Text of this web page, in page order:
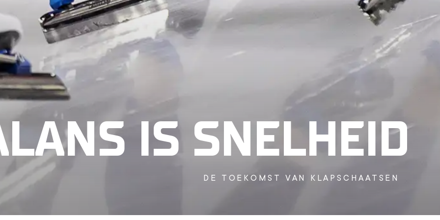
IS SNELHEID
DE TOEKOMST VAN KLAPSCHAATSEN